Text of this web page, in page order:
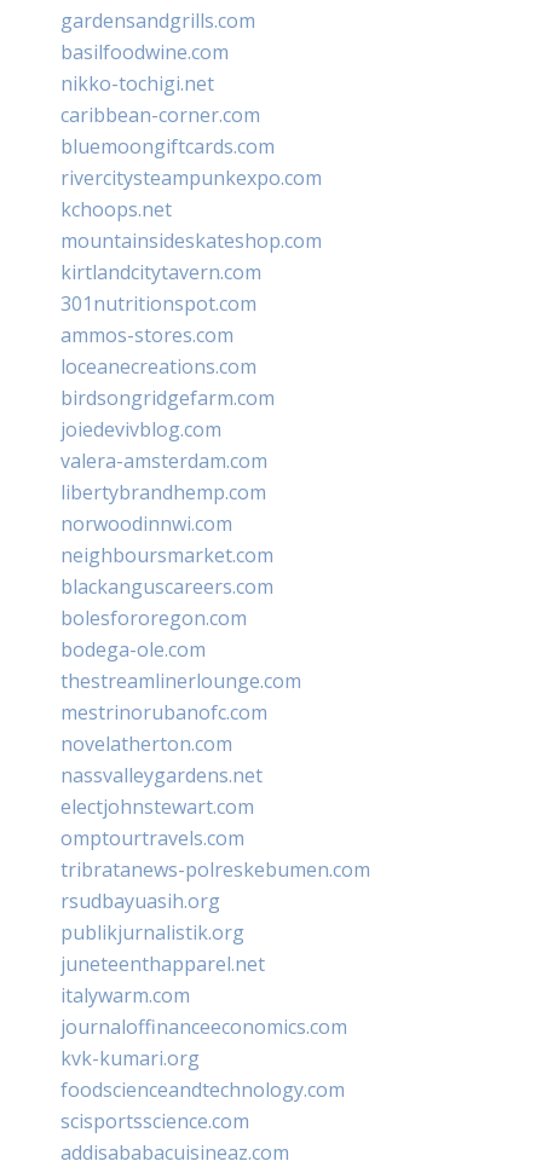
gardensandgrills.com
basilfoodwine.com
nikko-tochigi.net
caribbean-corner.com
bluemoongiftcards.com
rivercitysteampunkexpo.com
kchoops.net
mountainsideskateshop.com
kirtlandcitytavern.com
301nutritionspot.com
ammos-stores.com
loceanecreations.com
birdsongridgefarm.com
joiedevivblog.com
valera-amsterdam.com
libertybrandhemp.com
norwoodinnwi.com
neighboursmarket.com
blackanguscareers.com
bolesfororegon.com
bodega-ole.com
thestreamlinerlounge.com
mestrinorubanofc.com
novelatherton.com
nassvalleygardens.net
electjohnstewart.com
omptourtravels.com
tribratanews-polreskebumen.com
rsudbayuasih.org
publikjurnalistik.org
juneteenthapparel.net
italywarm.com
journaloffinanceeconomics.com
kvk-kumari.org
foodscienceandtechnology.com
scisportsscience.com
addisababacuisineaz.com